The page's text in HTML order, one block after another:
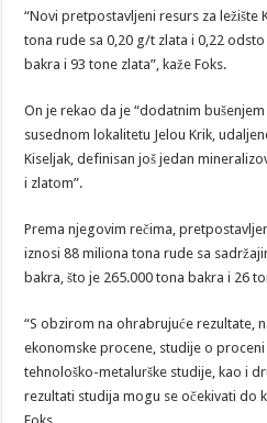
“Novi pretpostavljeni resurs za ležište
tona rude sa 0,20 g/t zlata i 0,22
bakra i 93 tone zlata”, kaže Foks.
On je rekao da je “dodatnim
susednom lokalitetu Jelou Krik,
Kiseljak, definisan još jedan
i zlatom”.
Prema njegovim rečima,
iznosi 88 miliona tona rude sa
bakra, što je 265.000 tona bakra i 26
“S obzirom na ohrabrujuće rezultate,
ekonomske procene, studije o
tehnološko-metalurške studije, kao i
rezultati studija mogu se očekivati do